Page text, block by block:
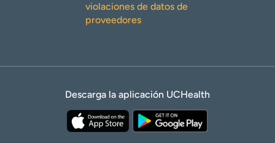
violaciones de datos de
proveedores
Descarga la aplicación UCHealth